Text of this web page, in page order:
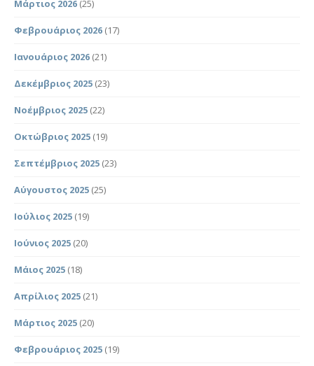
Μάρτιος 2026 (25)
Φεβρουάριος 2026 (17)
Ιανουάριος 2026 (21)
Δεκέμβριος 2025 (23)
Νοέμβριος 2025 (22)
Οκτώβριος 2025 (19)
Σεπτέμβριος 2025 (23)
Αύγουστος 2025 (25)
Ιούλιος 2025 (19)
Ιούνιος 2025 (20)
Μάιος 2025 (18)
Απρίλιος 2025 (21)
Μάρτιος 2025 (20)
Φεβρουάριος 2025 (19)